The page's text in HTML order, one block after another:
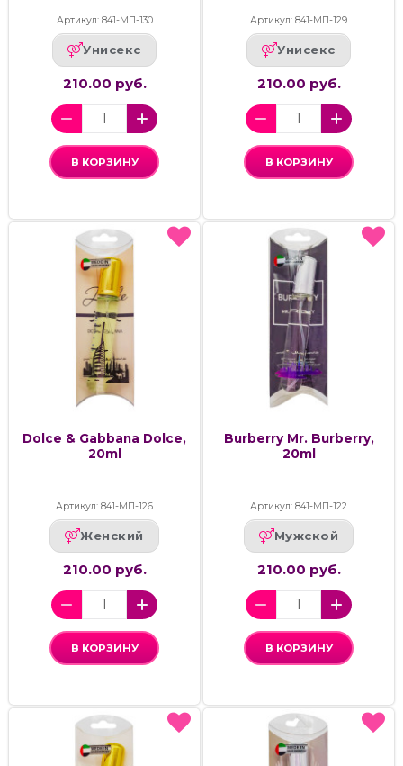
Артикул: 841-МП-130
Унисекс
210.00 руб.
В КОРЗИНУ
Артикул: 841-МП-129
Унисекс
210.00 руб.
В КОРЗИНУ
Dolce & Gabbana Dolce,
20ml
Артикул: 841-МП-126
Женский
210.00 руб.
В КОРЗИНУ
Burberry Mr. Burberry,
20ml
Артикул: 841-МП-122
Мужской
210.00 руб.
В КОРЗИНУ